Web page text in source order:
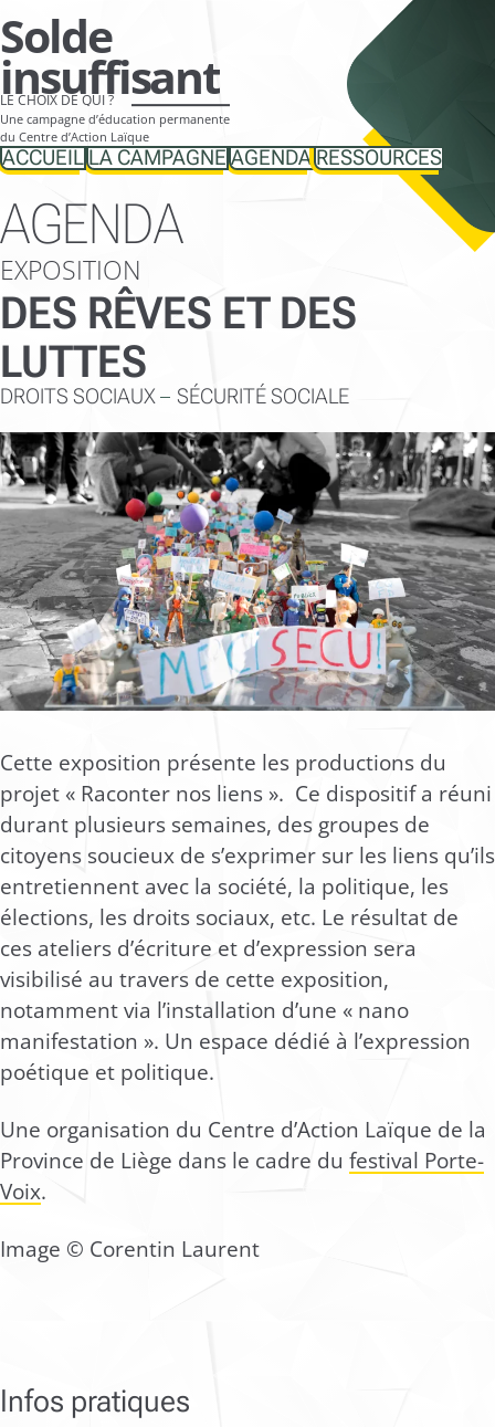
Aller
directement
vers
le
contenu
Solde
insuffisant
LE CHOIX DE QUI ?
Une campagne d’éducation permanente
du Centre d’Action Laïque
ACCUEILLA CAMPAGNE AGENDA RESSOURCES
AGENDA
EXPOSITION
DES RÊVES ET DES
LUTTES
DROITS SOCIAUX SÉCURITÉ SOCIALE
Cette exposition présente les productions du
projet « Raconter nos liens ». Ce dispositif a réuni
durant plusieurs semaines, des groupes de
citoyens soucieux de s’exprimer sur les liens qu’ils
entretiennent avec la société, la politique, les
élections, les droits sociaux, etc. Le résultat de
ces ateliers d’écriture et d’expression sera
visibilisé au travers de cette exposition,
notamment via l’installation d’une « nano
manifestation ». Un espace dédié à l’expression
poétique et politique.
Une organisation du Centre d’Action Laïque de la
Province de Liège dans le cadre du festival Porte-
Voix.
Image © Corentin Laurent
Infos pratiques